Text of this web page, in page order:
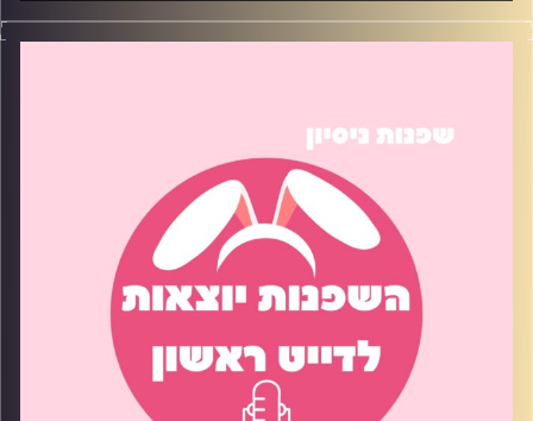
איך אפשר לשלב בין לימודים, עבודה, מערכת יחסים וכל דבר
אחר בחיים מבלי לקרוס? בפרק ניסינו טיפים שעזרו לנו
קרדיט תמונות:שחר קידר וגל ורדי